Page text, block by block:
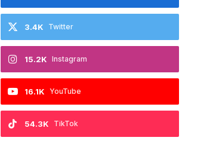
Twitter
3.4K
Instagram
15.2K
YouTube
16.1K
TikTok
54.3K